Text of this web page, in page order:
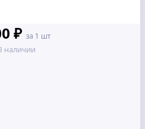
₽ за 1 шт
наличии